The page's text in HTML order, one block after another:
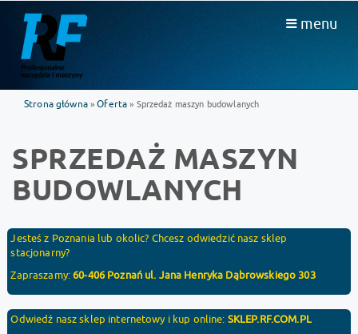
menu
Strona główna»Oferta » Sprzedaż maszyn budowlanych
SPRZEDAŻ MASZYN
BUDOWLANYCH
Jesteś z Poznania lub okolic? Chcesz odwiedzić nasz sklep
stacjonarny?
Zapraszamy:60-406 Poznań ul. Jana Henryka Dąbrowskiego 303
Odwiedź nasz sklep internetowy i kup online: SKLEP.RF.COM.PL